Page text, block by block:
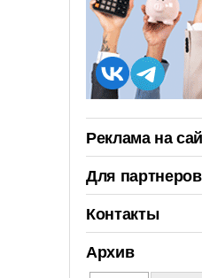
Реклама на
Для партнеров
Контакты
Архив